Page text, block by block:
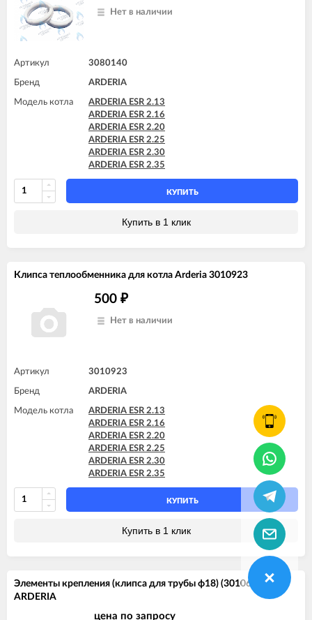
Нет в наличии
Артикул 3080140
Бренд ARDERIA
Модель котла
ARDERIA ESR 2.13
ARDERIA ESR 2.16
ARDERIA ESR 2.20
ARDERIA ESR 2.25
ARDERIA ESR 2.30
ARDERIA ESR 2.35
КУПИТЬ
Купить в 1 клик
Клипса теплообменника для котла Arderia 3010923
500 ₽
Нет в наличии
Артикул 3010923
Бренд ARDERIA
Модель котла
ARDERIA ESR 2.13
ARDERIA ESR 2.16
ARDERIA ESR 2.20
ARDERIA ESR 2.25
ARDERIA ESR 2.30
ARDERIA ESR 2.35
КУПИТЬ
Купить в 1 клик
Элементы крепления (клипса для трубы ф18) (3010622)
ARDERIA
цена по запросу